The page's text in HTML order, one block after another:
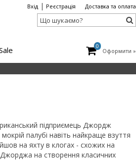
Вхід| Реєстрація Доставка та оплата
0
Оформити »
підприємець Джордж
палубі навіть найкраще взуття
на яхту в клогах - схожих на
Джорджа на створення класичних